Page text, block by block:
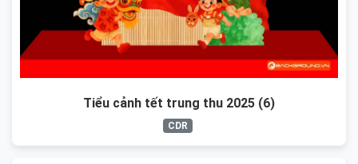
Tiểu cảnh tết trung thu 2025 (6)
CDR